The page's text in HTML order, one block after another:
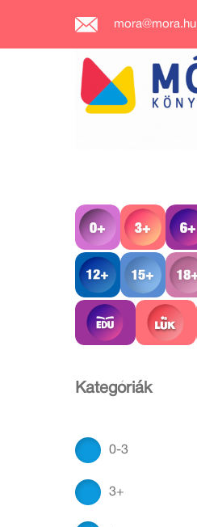
mora@mora.hu
Kategóriák
0-3
3+